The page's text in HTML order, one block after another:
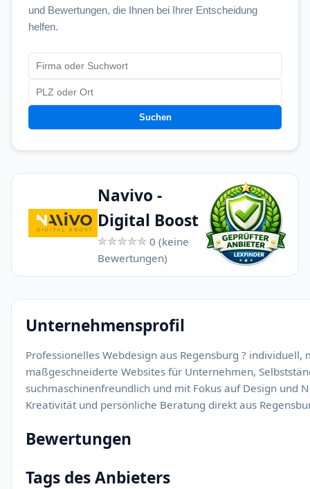
und Bewertungen, die Ihnen bei Ihrer Entscheidung
helfen.
Suchen
Navivo -
Digital Boost
0 (keine
Bewertungen)
Unternehmensprofil
Professionelles Webdesign aus Regensburg ?
maßgeschneiderte Websites für Unternehmen,
suchmaschinenfreundlich und mit Fokus auf Design und
Kreativität und persönliche Beratung direkt aus
Bewertungen
Tags des Anbieters